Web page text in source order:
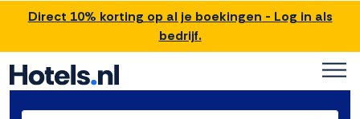
Direct 10% korting op al je boekingen - Log in als
bedrijf.